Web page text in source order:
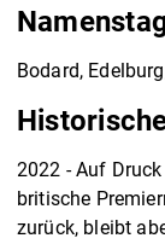
Bodard,
2022 - Auf
britische
zurück, bleibt